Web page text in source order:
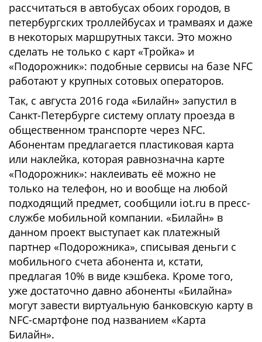
рассчитаться в автобусах обоих городов, в
петербургских троллейбусах и трамваях и даже
в некоторых маршрутных такси. Это можно
сделать не только с карт «Тройка» и
«Подорожник»: подобные сервисы на базе NFC
работают у крупных сотовых операторов.
Так, с августа 2016 года «Билайн» запустил в
Санкт-Петербурге систему оплату проезда в
общественном транспорте через NFC.
Абонентам предлагается пластиковая карта
или наклейка, которая равнозначна карте
«Подорожник»: наклеивать её можно не
только на телефон, но и вообще на любой
подходящий предмет, сообщили iot.ru в пресс-
службе мобильной компании. «Билайн» в
данном проект выступает как платежный
партнер «Подорожника», списывая деньги с
мобильного счета абонента и, кстати,
предлагая 10% в виде кэшбека. Кроме того,
уже достаточно давно абоненты «Билайна»
могут завести виртуальную банковскую карту в
NFC-смартфоне под названием «Карта
Билайн».